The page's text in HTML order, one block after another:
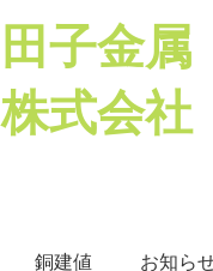
田子金属
株式会社
銅建値 お知ら